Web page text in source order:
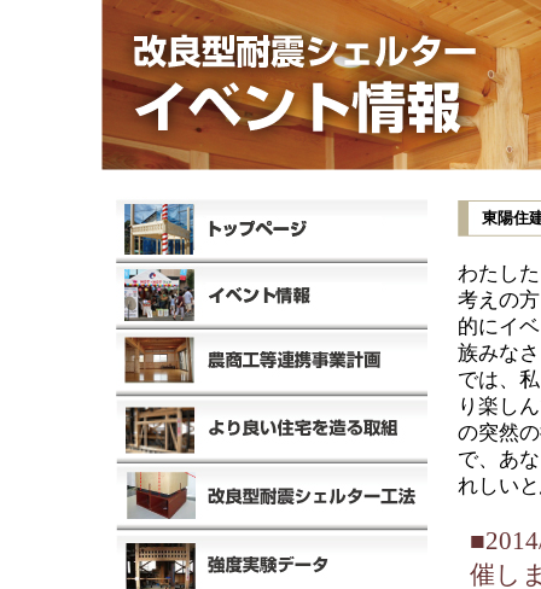
東陽住
わたし
考えの
的にイ
族みな
では、
り楽し
の突然
で、あ
れしい
催し